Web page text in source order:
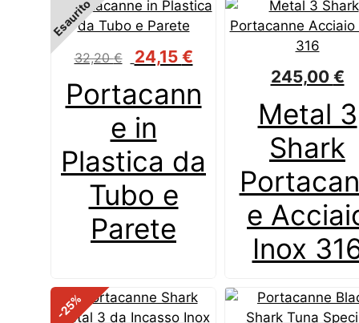
Esaurito
Portacann
e in
Plastica da
Tubo e
Parete
32,20€
Il
originale
era:
32,20 €.
24,15 €Il
attuale
è:
Metal 3
Shark
e
Inox
245,00 €
-25
%